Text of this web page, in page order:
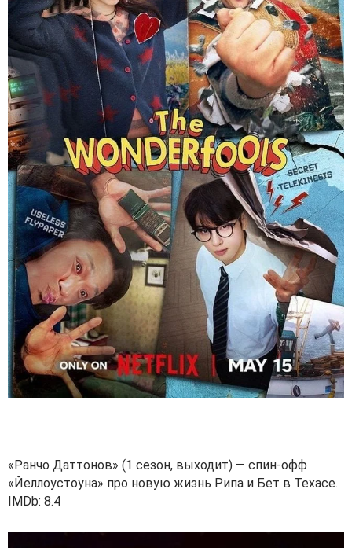
«Ранчо Даттонов» (1 сезон, выходит) — спин-офф
«Йеллоустоуна» про новую жизнь Рипа и Бет в Техасе.
IMDb: 8.4